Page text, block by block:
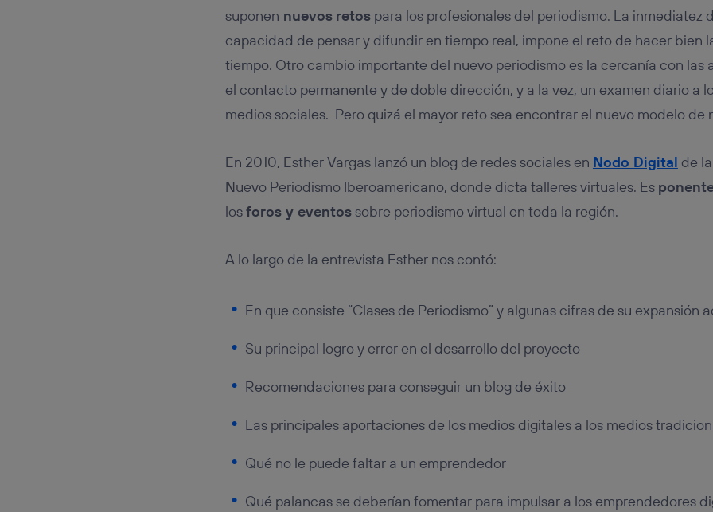
suponen nuevos retospara los profesionales del periodismo. La inmediatez
capacidad de pensar y difundir en tiempo real, impone el reto de hacer bien
tiempo. Otro cambio importante del nuevo periodismo es la cercanía con las
el contacto permanente y de doble dirección, y a la vez, un examen diario a
medios sociales. Pero quizá el mayor reto sea encontrar el nuevo modelo de
En 2010, Esther Vargas lanzó un blog de redes sociales en Nodo Digital de
Nuevo Periodismo Iberoamericano, donde dicta talleres virtuales. Es
losforos y eventossobre periodismo virtual en toda la región.
A lo largo de la entrevista Esther nos contó:
En que consiste “Clases de Periodismo” y algunas cifras de su expansión
Su principal logro y error en el desarrollo del proyecto
Recomendaciones para conseguir un blog de éxito
Las principales aportaciones de los medios digitales a los medios
Qué no le puede faltar a un emprendedor
Qué palancas se deberían fomentar para impulsar a los emprendedores